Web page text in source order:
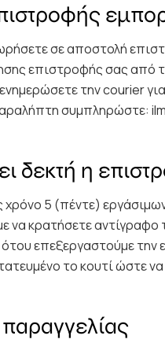
σε αποστολή
επιστροφής σας από
την courier
συμπληρώστε:
δεκτή η
χρόνο 5 (πέντε)
να κρατήσετε
επεξεργαστούμε την
το κουτί ώστε